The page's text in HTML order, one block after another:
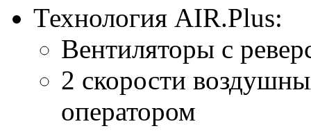
Технология AIR.Plus:
Вентиляторы с
2 скорости
оператором